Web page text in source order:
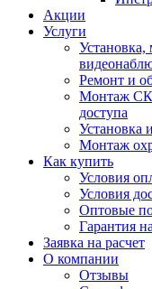
Акции
Услуги
Ремонт и
Монтаж
доступа
Установка
Монтаж
Как купить
Условия
Условия
Оптовые
Гарантия
Заявка на расчет
О компании
Отзывы